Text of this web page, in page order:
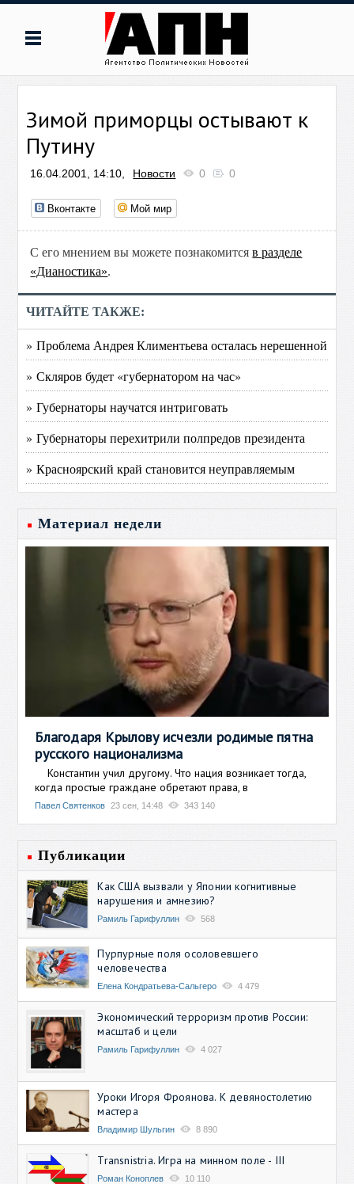
Зимой приморцы остывают к
Путину
16.04.2001, 14:10, Новости 0 0
Вконтакте Мой мир
С его мнением вы можете познакомитсяв разделе
«Дианостика».
ЧИТАЙТЕ ТАКЖЕ:
» Проблема Андрея Климентьева осталась нерешенной
» Скляров будет «губернатором на час»
» Губернаторы научатся интриговать
» Губернаторы перехитрили полпредов президента
» Красноярский край становится неуправляемым
Материал недели
Благодаря Крылову исчезли родимые пятна
русского национализма
Константин учил другому. Что нация возникает тогда,
когда простые граждане обретают права, в
Павел Святенков 23 сен, 14:48 343 140
Публикации
Как США вызвали у Японии когнитивные
нарушения и амнезию?
Рамиль Гарифуллин 568
Пурпурные поля осоловевшего
человечества
Елена Кондратьева-Сальгеро 4 479
Экономический терроризм против России:
масштаб и цели
Рамиль Гарифуллин 4 027
Уроки Игоря Фроянова. К девяностолетию
мастера
Владимир Шульгин 8 890
Transnistria. Игра на минном поле - III
Роман Коноплев 10 110